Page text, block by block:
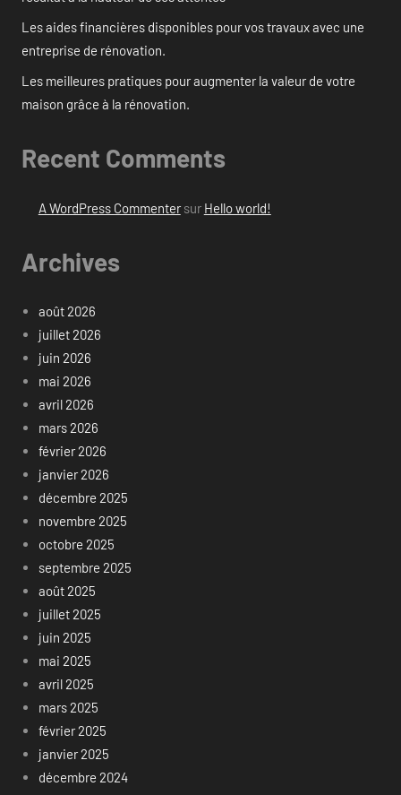
Les aides financières disponibles pour vos travaux avec une
entreprise de rénovation.
Les meilleures pratiques pour augmenter la valeur de votre
maison grâce à la rénovation.
Recent Comments
A WordPress Commentersur Hello world!
Archives
août 2026
juillet 2026
juin 2026
mai 2026
avril 2026
mars 2026
février 2026
janvier 2026
décembre 2025
novembre 2025
octobre 2025
septembre 2025
août 2025
juillet 2025
juin 2025
mai 2025
avril 2025
mars 2025
février 2025
janvier 2025
décembre 2024